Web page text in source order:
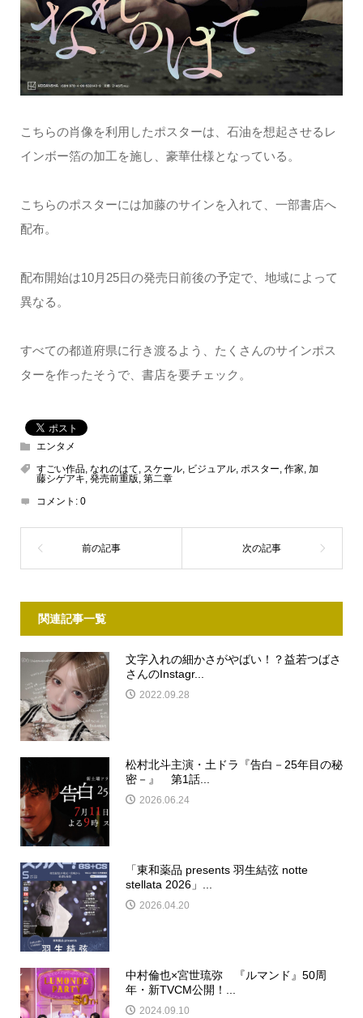
こちらの肖像を利用したポスターは、石油を想起させるレ
インボー箔の加工を施し、豪華仕様となっている。
こちらのポスターには加藤のサインを入れて、一部書店へ
配布。
配布開始は10月25日の発売日前後の予定で、地域によって
異なる。
すべての都道府県に行き渡るよう、たくさんのサインポス
ターを作ったそうで、書店を要チェック。
エンタメ
すごい作品, なれのはて スケール, ビジュアル, ポスター 作家 加
藤シゲアキ 発売前重版 第二章
コメント: 0
関連記事一覧
文字入れの細かさがやばい！？益若つばさ
さんのInstagr...
2022.09.28
松村北斗主演・土ドラ『告白－25年目の秘
密－』 第1話...
2026.06.24
「東和薬品 presents 羽生結弦 notte
stellata 2026」...
2026.04.20
中村倫也×宮世琉弥 『ルマンド』50周
年・新TVCM公開！...
2024.09.10